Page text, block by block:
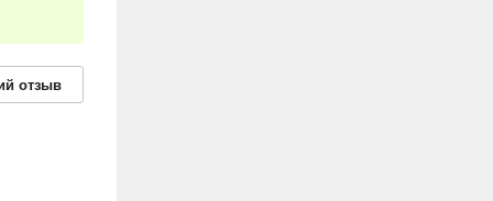
отзыв